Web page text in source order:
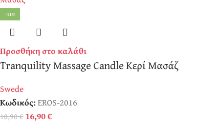
-11%
Προσθήκη στο καλάθι
Tranquility Massage Candle Κερί Μασάζ
Swede
Κωδικός:EROS-2016
18,90€ 16,90€